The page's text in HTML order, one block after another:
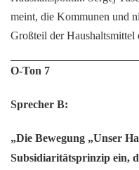
meint, die Kommunen und
Großteil der Haushaltsmittel
O-Ton 7
Sprecher B:
„Die Bewegung „Unser
Subsidiaritätsprinzip ein,